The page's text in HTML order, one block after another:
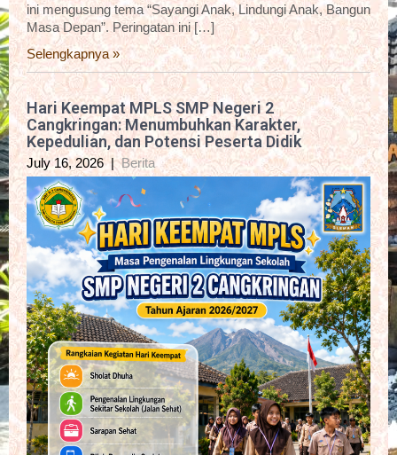
ini mengusung tema “Sayangi Anak, Lindungi Anak, Bangun
Masa Depan”. Peringatan ini […]
Selengkapnya »
Hari Keempat MPLS SMP Negeri 2
Cangkringan: Menumbuhkan Karakter,
Kepedulian, dan Potensi Peserta Didik
July 16, 2026 |Berita